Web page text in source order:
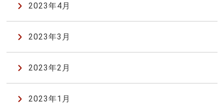
2023年4月
2023年3月
2023年2月
2023年1月